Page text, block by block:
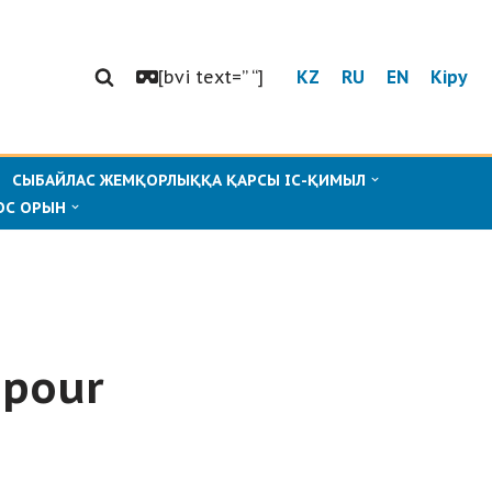
[bvi text=” “] KZ RU EN Кіру
СЫБАЙЛАС ЖЕМҚОРЛЫҚҚА ҚАРСЫ ІС-ҚИМЫЛ
ОРЫН